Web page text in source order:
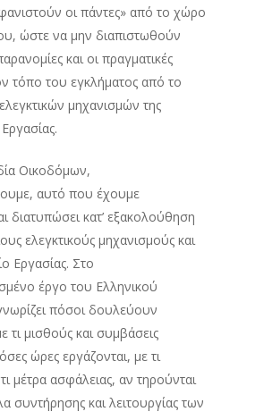
οι πάντες» από το χώρο
ώστε να μην διαπιστωθούν
και οι πραγματικές
τόπο του εγκλήματος από το
μηχανισμών της
Οικοδόμων,
αυτό που έχουμε
διατυπώσει κατ’ εξακολούθηση
ελεγκτικούς μηχανισμούς και
Εργασίας. Στο
έργο του Ελληνικού
πόσοι δουλεύουν
τι μισθούς και συμβάσεις
ώρες εργάζονται, με τι
μέτρα ασφάλειας, αν τηρούνται
συντήρησης και λειτουργίας των